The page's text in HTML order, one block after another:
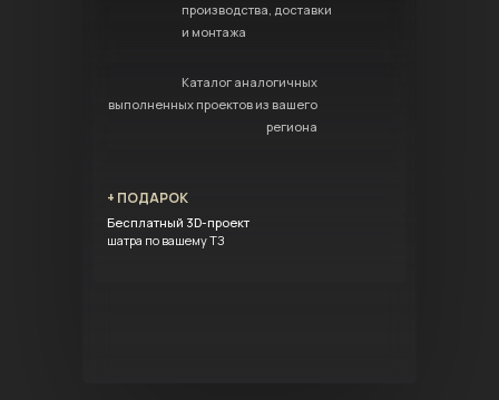
производства, доставки
и монтажа
Каталог аналогичных
выполненных проектов из вашего
региона
+ ПОДАРОК
Бесплатный 3D-проект
шатра по вашему ТЗ